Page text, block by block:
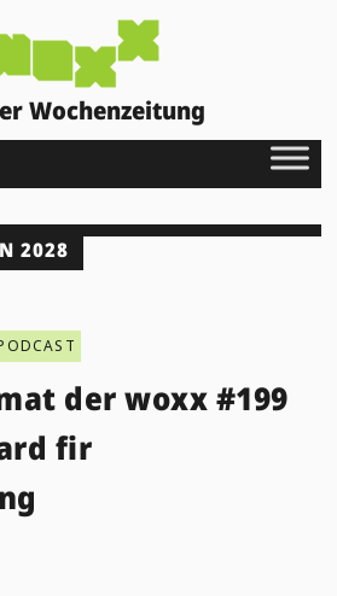
Wochenzeitung
2028
der woxx #199
fir